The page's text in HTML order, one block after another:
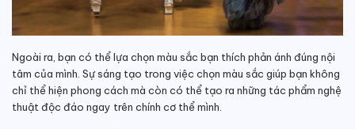
Ngoài ra, bạn có thể lựa chọn màu sắc bạn thích phản ánh đúng nội
tâm của mình. Sự sáng tạo trong việc chọn màu sắc giúp bạn không
chỉ thể hiện phong cách mà còn có thể tạo ra những tác phẩm nghệ
thuật độc đáo ngay trên chính cơ thể mình.